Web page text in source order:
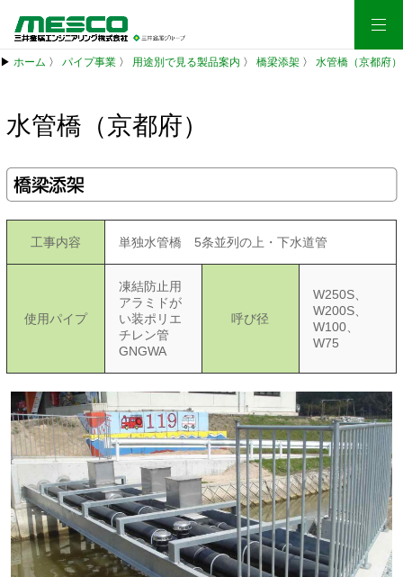
▶ ホーム 〉 パイプ事業 〉 用途別で見る製品案内 〉 橋梁添架 〉 水管橋（京都府）
水管橋（京都府）
橋梁添架
工事内容 単独水管橋 5条並列の上・下水道管
使用パイプ
凍結防止用
アラミドが
い装ポリエ
チレン管
GNGWA
呼び径
W250S、
W200S、
W100、
W75